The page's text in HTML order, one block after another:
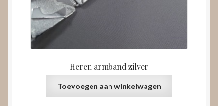
Heren armband zilver
Toevoegen aan winkelwagen